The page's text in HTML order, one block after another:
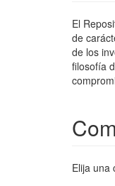
El
de
de los
filosofía
Elija una